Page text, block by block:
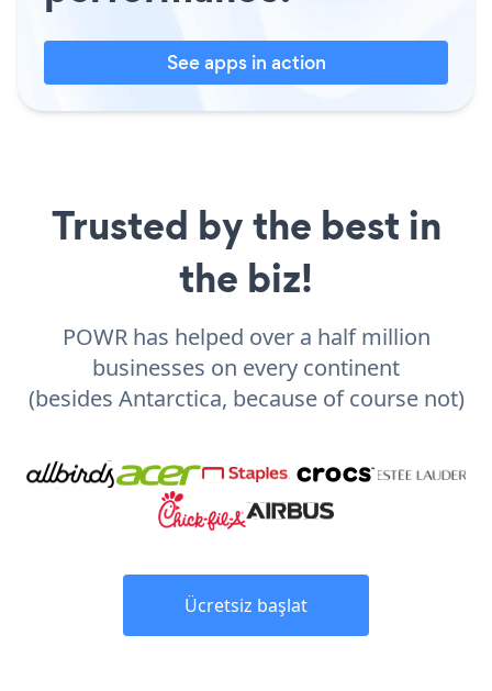
See apps in action
Trusted by the best in
the biz!
POWR has helped over a half million
businesses on every continent
(besides Antarctica, because of course not)
Ücretsiz başlat